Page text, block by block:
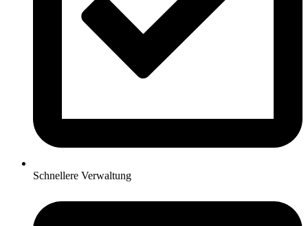
Schnellere Verwaltung